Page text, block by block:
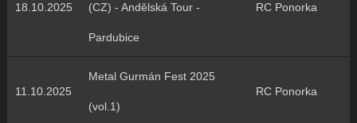
18.10.2025 (CZ) - Andělská Tour -
Pardubice
RC Ponorka
11.10.2025
Metal Gurmán Fest 2025
(vol.1)
RC Ponorka